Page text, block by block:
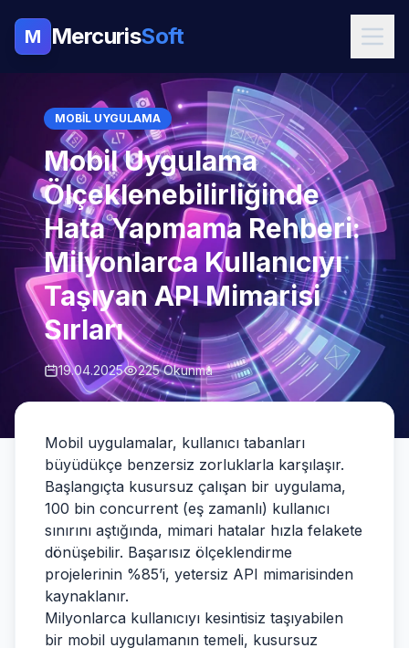
M MercurisSoft
MOBIL UYGULAMA
Mobil Uygulama
Ölçeklenebilirliğinde
Hata Yapmama Rehberi:
Milyonlarca Kullanıcıyı
Taşıyan API Mimarisi
Sırları
19.04.2025 225 Okunma
Mobil uygulamalar, kullanıcı tabanları
büyüdükçe benzersiz zorluklarla karşılaşır.
Başlangıçta kusursuz çalışan bir uygulama,
100 bin concurrent (eş zamanlı) kullanıcı
sınırını aştığında, mimari hatalar hızla felakete
dönüşebilir. Başarısız ölçeklendirme
projelerinin %85’i, yetersiz API mimarisinden
kaynaklanır.
Milyonlarca kullanıcıyı kesintisiz taşıyabilen
bir mobil uygulamanın temeli, kusursuz